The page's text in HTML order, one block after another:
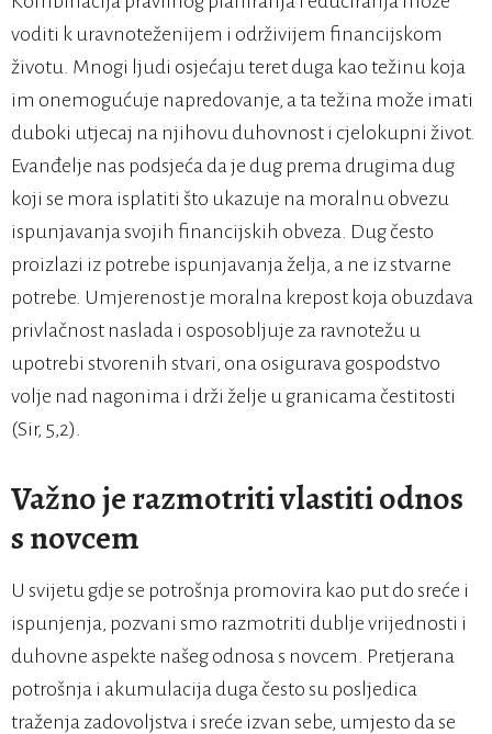
voditi k uravnoteženijem i održivijem financijskom
životu. Mnogi ljudi osjećaju teret duga kao težinu koja
im onemogućuje napredovanje, a ta težina može imati
duboki utjecaj na njihovu duhovnost i cjelokupni život.
Evanđelje nas podsjeća da je dug prema drugima dug
koji se mora isplatiti što ukazuje na moralnu obvezu
ispunjavanja svojih financijskih obveza. Dug često
proizlazi iz potrebe ispunjavanja želja, a ne iz stvarne
potrebe. Umjerenost je moralna krepost koja obuzdava
privlačnost naslada i osposobljuje za ravnotežu u
upotrebi stvorenih stvari, ona osigurava gospodstvo
volje nad nagonima i drži želje u granicama čestitosti
(Sir, 5,2).
Važno je razmotriti vlastiti odnos
s novcem
U svijetu gdje se potrošnja promovira kao put do sreće i
ispunjenja, pozvani smo razmotriti dublje vrijednosti i
duhovne aspekte našeg odnosa s novcem. Pretjerana
potrošnja i akumulacija duga često su posljedica
traženja zadovoljstva i sreće izvan sebe, umjesto da se